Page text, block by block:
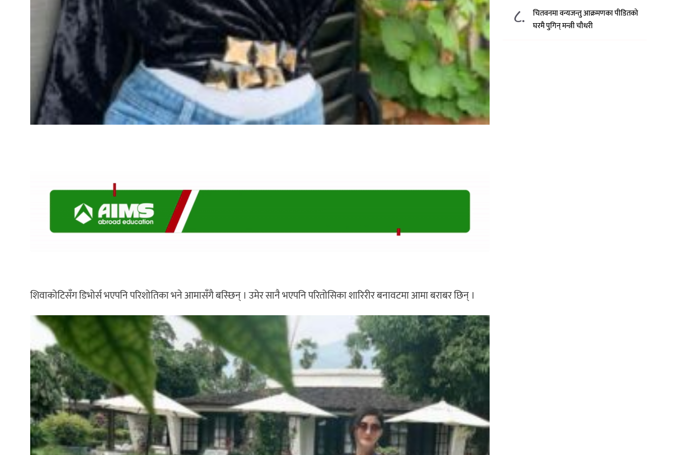
शिवाकोटिसँग डिभोर्स भएपनि परिशोतिका भने आमासँगै बस्छिन् । उमेर सानै भएपनि परितोसिका शारिरीर बनावटमा आमा बराबर छिन् ।
८.
चितवनमा वन्यजन्तु आक्रमणका पीडितको
घरमै पुगिन् मन्त्री चौधरी